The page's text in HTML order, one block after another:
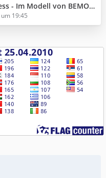
von BEMO eine seltsame Konstruktion
19:45